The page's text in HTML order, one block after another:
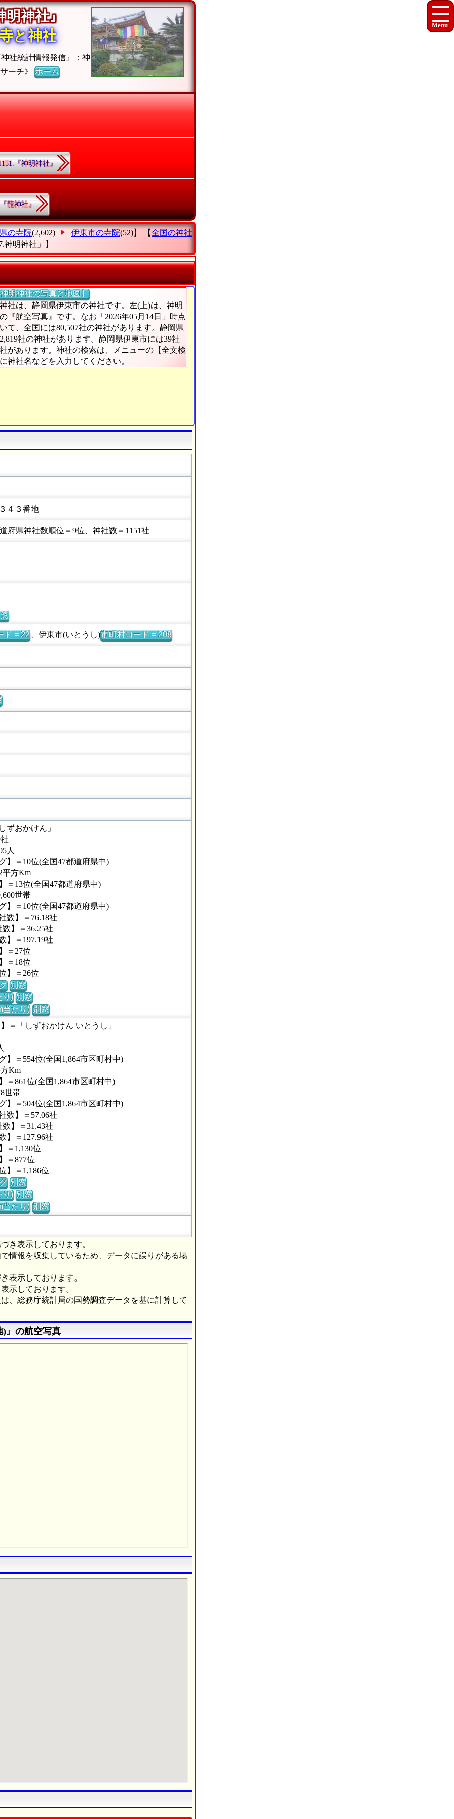
明神社』
と神社
社統計情報発信』：神
ーチ》ホーム
『神明神社』
龍神社』
の寺院(2,602) 伊東市の寺院(52)】 【全国の神社
神明神社」
】
明神社の写真と地図】
社は、静岡県伊東市の神社です。左(上)は、神明
『航空写真』です。なお「2026年05月14日」時点
て、全国には80,507社の神社があります。静岡県
社の神社があります。静岡県伊東市には39社
があります。神社の検索は、メニューの【全文検
神社名などを入力してください。
４３番地
県神社数順位＝9位、神社数＝1151社
ド = 22、伊東市(いとうし)市町村コード = 208
ずおかけん」
人
】＝10位(全国47都道府県中)
平方Km
＝13位(全国47都道府県中)
世帯
】＝10位(全国47都道府県中)
数】＝76.18社
】＝36.25社
】＝197.19社
＝27位
＝18位
】＝26位
別窓
り) 別窓
当たり) 別窓
＝「しずおかけん いとうし」
】＝554位(全国1,864市区町村中)
Km
＝861位(全国1,864市区町村中)
世帯
】＝504位(全国1,864市区町村中)
数】＝57.06社
】＝31.43社
】＝127.96社
＝1,130位
＝877位
】＝1,186位
別窓
り) 別窓
当たり) 別窓
き表示しております。
情報を収集しているため、データに誤りがある場
表示しております。
示しております。
、総務庁統計局の国勢調査データを基に計算して
)』の航空写真